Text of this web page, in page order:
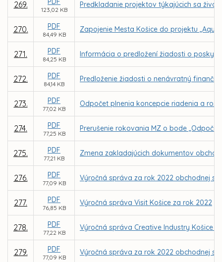
269.
123,02 KB
Predkladanie projektov týkajúcich sa
270. PDF
84,49 KB
Zapojenie Mesta Košice do projektu
271. PDF
84,25 KB
Informácia o predložení žiadosti o
272. PDF
84,14 KB
Predloženie žiadosti o nenávratný
273. PDF
77,02 KB
Odpočet plnenia koncepcie riadenia a
274. PDF
77,25 KB
Prerušenie rokovania MZ o bode
275. PDF
77,21 KB
Zmena zakladajúcich dokumentov
276. PDF
77,09 KB
Výročná správa za rok 2022 obchodnej
277. PDF
76,85 KB
Výročná správa Visit Košice za rok 2022
278. PDF
77,22 KB
Výročná správa Creative Industry Košice
279. PDF
77,09 KB
Výročná správa za rok 2022 obchodnej